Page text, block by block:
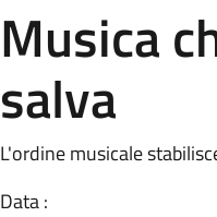
Musica
salva
L'ordine musicale
Data :